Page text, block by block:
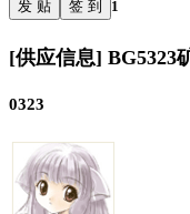
发 贴 签 到 1
[供应信息] BG5323
0323